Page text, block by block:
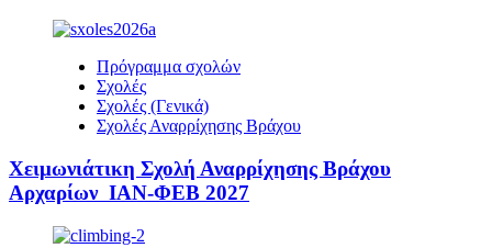
Πρόγραμμα σχολών
Σχολές
Σχολές (Γενικά)
Σχολές Αναρρίχησης Βράχου
Χειμωνιάτικη Σχολή Αναρρίχησης Βράχου
Αρχαρίων ΙΑΝ-ΦΕΒ 2027